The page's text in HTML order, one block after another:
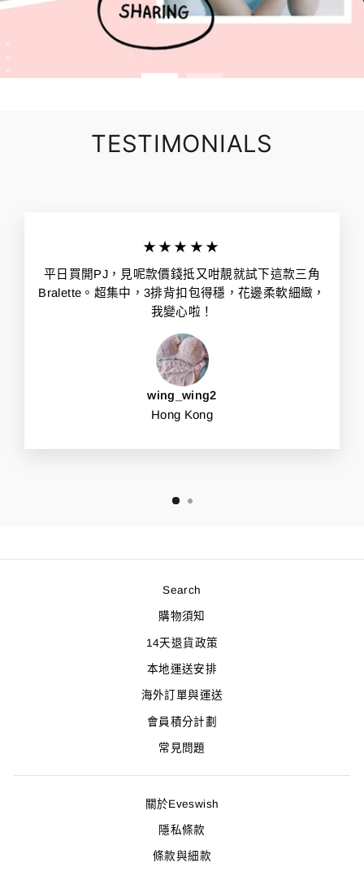
TESTIMONIALS
★★★★★
平日買開PJ，見呢款價錢抵又咁靚就試下這款三角
Bralette。超集中，3排背扣包得穩，花邊柔軟細緻，
我變心啦！
wing_wing2
Hong Kong
Search
購物須知
14天退貨政策
本地運送安排
海外訂單與運送
會員積分計劃
常見問題
關於Eveswish
隱私條款
條款與細款